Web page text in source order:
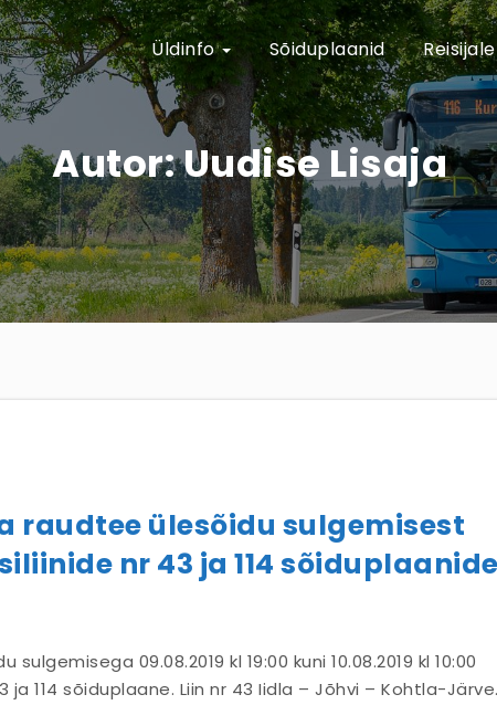
Üldinfo Sõiduplaanid
Autor:Uudise Lisaja
raudtee ülesõidu sulgemisest
nr 43 ja 114
09.08.2019 kl 19:00 kuni 10.08.2019 kl 10:00
114 sõiduplaane. Liin nr 43 Iidla – Jõhvi – Kohtla-